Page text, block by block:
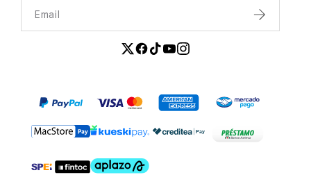
Email